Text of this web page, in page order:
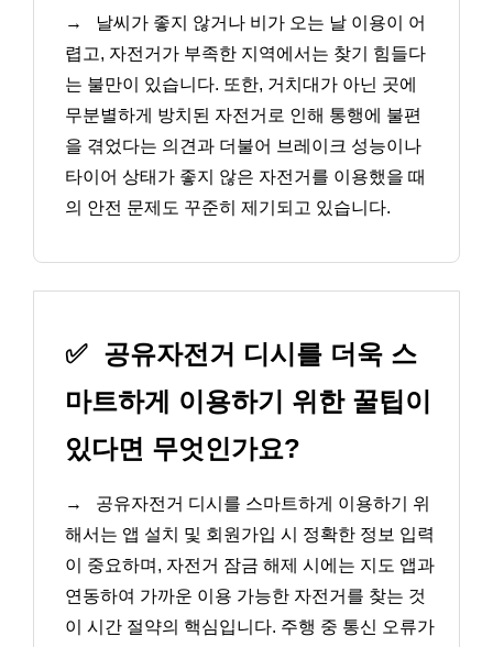
→
날씨가 좋지 않거나 비가 오는 날 이용이 어
렵고, 자전거가 부족한 지역에서는 찾기 힘들다
는 불만이 있습니다. 또한, 거치대가 아닌 곳에
무분별하게 방치된 자전거로 인해 통행에 불편
을 겪었다는 의견과 더불어 브레이크 성능이나
타이어 상태가 좋지 않은 자전거를 이용했을 때
의 안전 문제도 꾸준히 제기되고 있습니다.
✅ 공유자전거 디시를 더욱 스
마트하게 이용하기 위한 꿀팁이
있다면 무엇인가요?
→
공유자전거 디시를 스마트하게 이용하기 위
해서는 앱 설치 및 회원가입 시 정확한 정보 입력
이 중요하며, 자전거 잠금 해제 시에는 지도 앱과
연동하여 가까운 이용 가능한 자전거를 찾는 것
이 시간 절약의 핵심입니다. 주행 중 통신 오류가